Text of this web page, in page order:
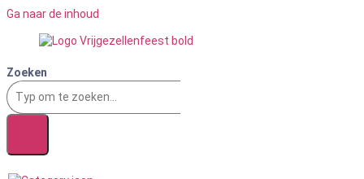
Ga naar de inhoud
Zoeken